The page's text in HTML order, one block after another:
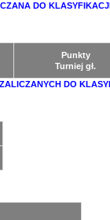
DO
Punkty
Turniej gł.
DO